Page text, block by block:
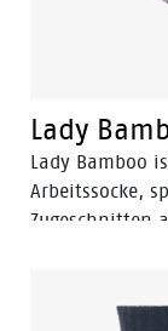
Lady
Lady Bamboo
Arbeitssocke,
Zugeschnitten
sowohl in
stark von